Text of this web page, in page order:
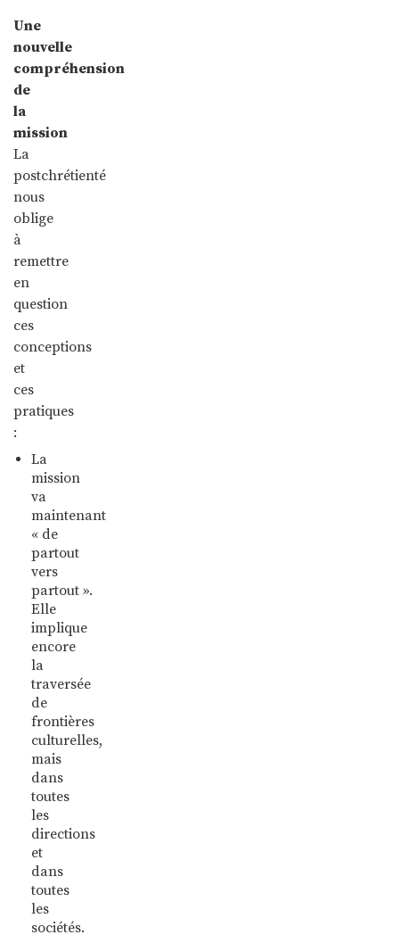
Une
nouvelle
compréhension
de
la
mission
La
postchrétienté
nous
oblige
à
remettre
en
question
ces
conceptions
et
ces
pratiques
:
La
mission
va
maintenant
« de
partout
vers
partout ».
Elle
implique
encore
la
traversée
de
frontières
culturelles,
mais
dans
toutes
les
directions
et
dans
toutes
les
sociétés.